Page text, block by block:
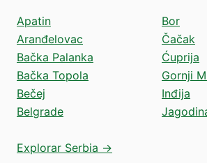
Apatin
Aranđelovac
Bačka Palanka
Bačka Topola
Bečej
Belgrade
Bor
Čačak
Ćuprija
Gornji
Inđija
Explorar Serbia →